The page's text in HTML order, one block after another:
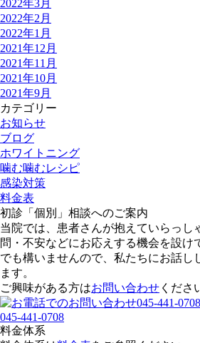
2022年3月
2022年2月
2022年1月
2021年12月
2021年11月
2021年10月
2021年9月
カテゴリー
お知らせ
ブログ
ホワイトニング
噛む噛むレシピ
感染対策
料金表
初診「個別」相談へのご案内
当院では、患者さんが抱えていらっし
問・不安などにお応えする機会を設け
でも構いませんので、私たちにお話し
ます。
ご興味がある方はお問い合わせ くださ
045-441-0708
料金体系